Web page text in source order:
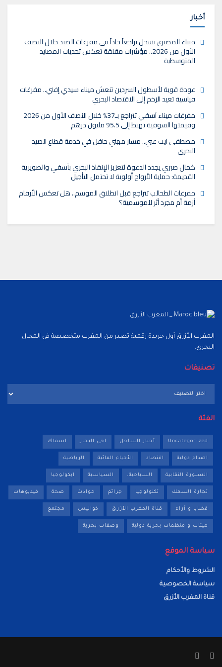
أخبار
ميناء المضيق يسجل تراجعاً حاداً في مفرغات الصيد خلال النصف
الأول من 2026.. مؤشرات مقلقة تعكس تحديات المصايد
المتوسطية
عودة قوية لأسطول السردين تنعش ميناء سيدي إفني.. مفرغات
قياسية تعيد الزخم إلى الاقتصاد البحري
مفرغات ميناء آسفي تتراجع بـ37% خلال النصف الأول من 2026
وقيمتها السوقية تهبط إلى 95.5 مليون درهم
مصطفى آيت عبي.. مسار مهني حافل في خدمة قطاع الصيد
البحري
كمال صبري يجدد الدعوة لتعزيز الإنقاذ البحري بآسفي والصويرية
القديمة: حماية الأرواح أولوية لا تحتمل التأجيل
مفرغات الطحالب تتراجع قبل انطلاق الموسم.. هل تعكس الأرقام
أزمة أم مجرد أثر للموسمية؟
المغرب الأزرق أول جريدة رقمية تصدر من المغرب متخصصة في المجال
البحري.
تصنيفات
تصنيفات
الفئة
Uncategorized أخبار الساحل اخي البحار اسماك
اصداء دولية اقتصاد الأحياء المائية الرياضية
السبورة النقابية السياحية. السياسية ايكولوجيا
تجارة السمك تكنولوجيا جرائم حوادث صحة فيديوهات
قضايا و آراء قناة المغرب الأزرق كواليس مجتمع
هيئات و منظمات بحرية دولية وصفات بحرية
سياسة الموقع
الشروط والأحكام
سياسة الخصوصية
قناة المغرب الأزرق